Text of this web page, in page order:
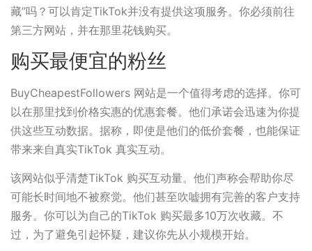
藏”吗？可以肯定TikTok并没有提供这项服务。你必须前往
第三方网站，并在那里花钱购买。
购买最便宜的粉丝
BuyCheapestFollowers 网站是一个值得考虑的选择。你可
以在那里找到价格实惠的优惠套餐。他们承诺会迅速为你提
供这些互动数据。据称，即使是他们的低价套餐，也能保证
带来来自真实TikTok 真实互动。
该网站似乎清楚TikTok 购买互动量。他们声称会帮助你尽
可能长时间地不被察觉。他们甚至吹嘘拥有完善的客户支持
服务。你可以为自己的TikTok 购买最多10万次收藏。不
过，为了避免引起怀疑，建议你先从小规模开始。